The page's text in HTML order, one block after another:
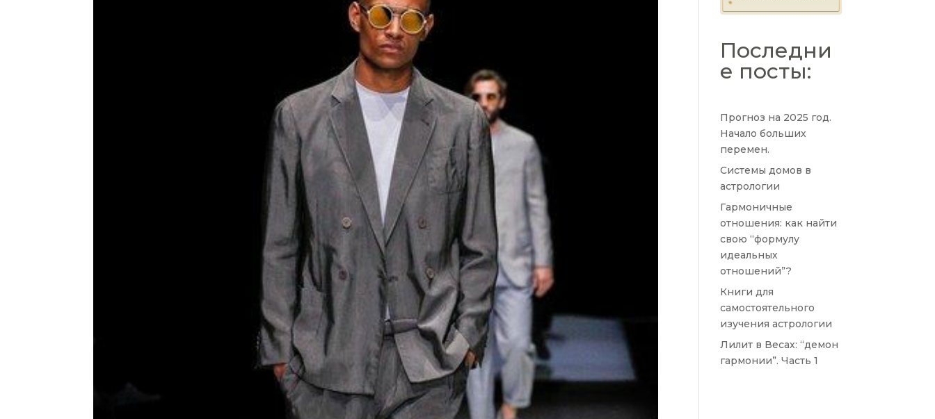
Последни
е посты:
Прогноз на 2025 год.
Начало больших
перемен.
Системы домов в
астрологии
Гармоничные
отношения: как найти
свою “формулу
идеальных
отношений”?
Книги для
самостоятельного
изучения астрологии
Лилит в Весах: “демон
гармонии”. Часть 1